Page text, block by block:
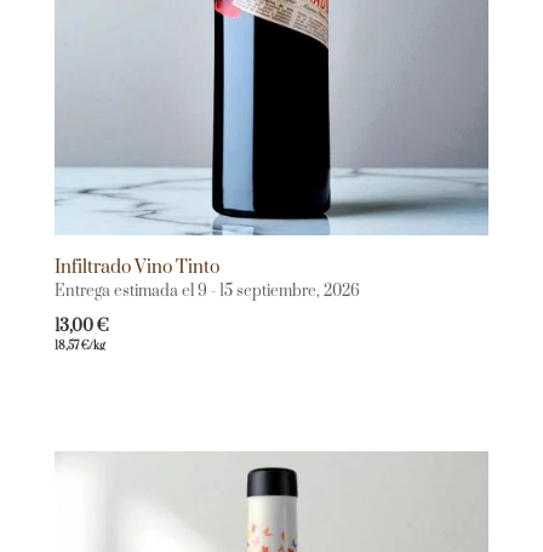
Infiltrado Vino Tinto
Entrega estimada el 9 - 15 septiembre, 2026
13,00€
18,57€/kg